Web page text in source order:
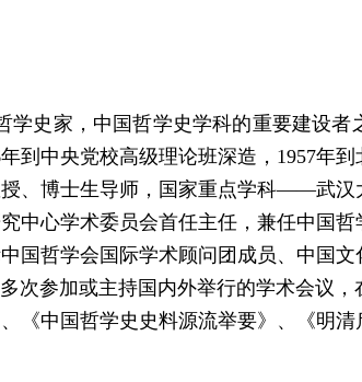
史家，中国哲学史学科的重要建设者
到中央党校高级理论班深造，1957年
、博士生导师，国家重点学科——武汉
心学术委员会首任主任，兼任中国哲
国哲学会国际学术顾问团成员、中国
次参加或主持国内外举行的学术会议
《中国哲学史史料源流举要》、《明